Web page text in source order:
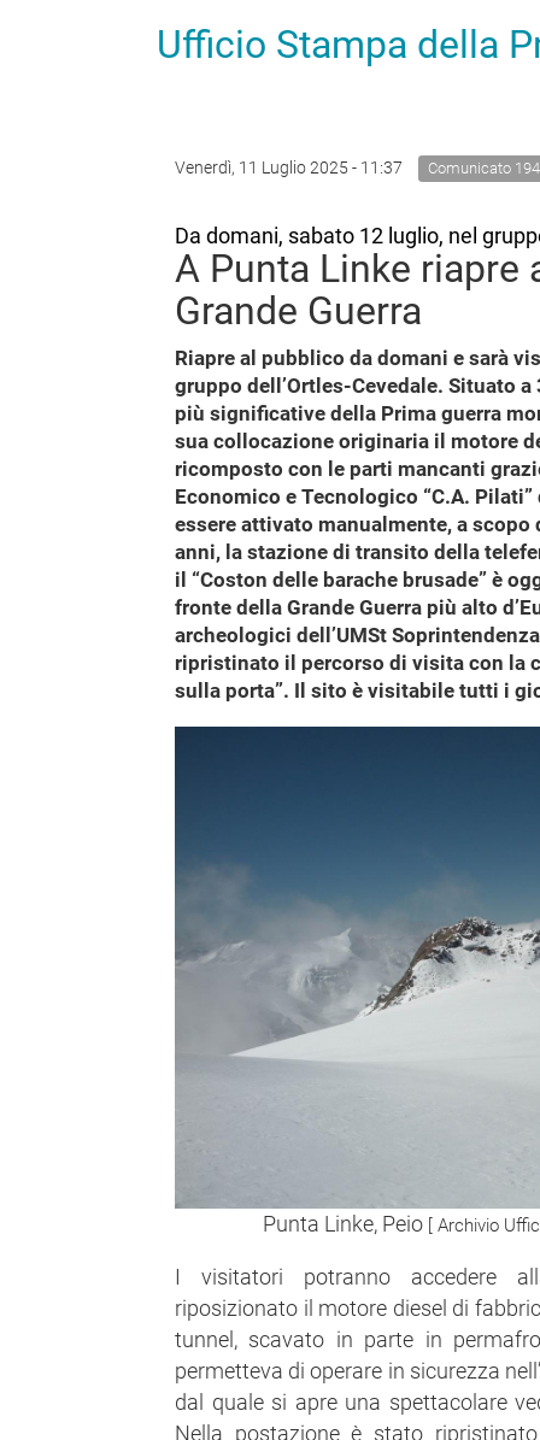
Ufficio Stampa della
Venerdì, 11 Luglio 2025 - 11:37 Comunicato
Da domani, sabato 12 luglio, nel
A Punta Linke
Grande Guerra
Riapre al pubblico da domani e sarà
gruppo dell’Ortles-Cevedale. Situato
più significative della Prima guerra
sua collocazione originaria il motore
ricomposto con le parti mancanti
Economico e Tecnologico “C.A.
essere attivato manualmente, a
anni, la stazione di transito della
il “Coston delle barache brusade” è
fronte della Grande Guerra più alto
archeologici dell’UMSt
ripristinato il percorso di visita con la
sulla porta”. Il sito è visitabile tutti i
Punta Linke, Peio [ Archivio
I visitatori potranno accedere
riposizionato il motore diesel di
tunnel, scavato in parte in
permetteva di operare in sicurezza
dal quale si apre una spettacolare
Nella postazione è stato